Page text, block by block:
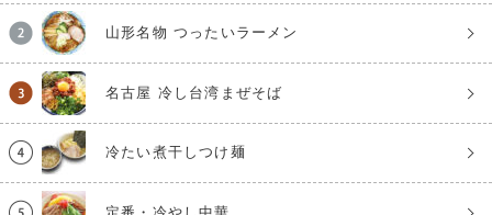
山形名物 つったいラーメン
名古屋 冷し台湾まぜそば
冷たい煮干しつけ麺